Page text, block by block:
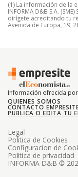
(1) La información de la
INFORMA D&B S.A.
dirígete acreditando tu
Avenida de Europa, 19,
Información ofrecida por
QUIENES SOMOS
CONTACTO
PUBLICA O EDITA TU
INFORMA D&B ©
Legal
Politica de Cookies
Configuracion de
Politica de privacidad